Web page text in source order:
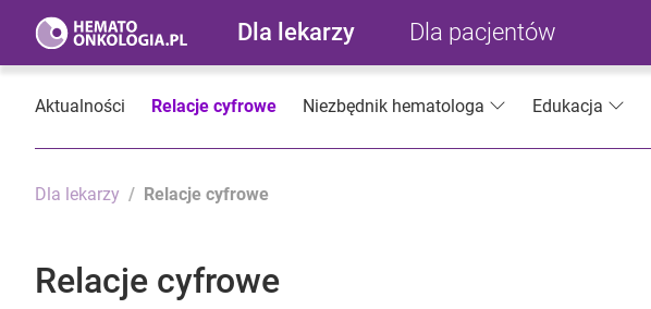
Dla lekarzy Dla pacjentów
Aktualności Relacje cyfrowe Niezbędnik hematologa Edukacja
Dla lekarzy Relacje cyfrowe
Relacje cyfrowe